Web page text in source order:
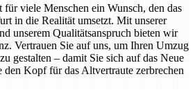
viele Menschen ein Wunsch, den das
in die Realität umsetzt. Mit unserer
unserem Qualitätsanspruch bieten wir
Vertrauen Sie auf uns, um Ihren Umzug
gestalten – damit Sie sich auf das Neue
den Kopf für das Altvertraute zerbrechen